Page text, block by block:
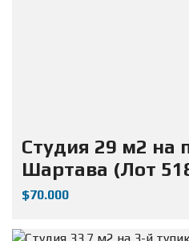
Студия 29 м2 на
Шартава (Лот
$70.000